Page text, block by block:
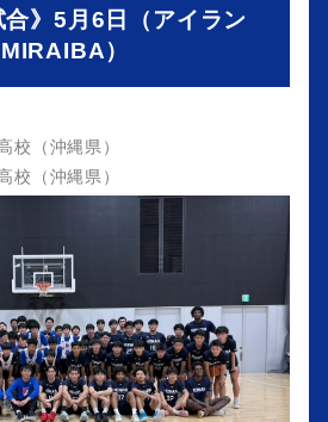
合》5月6日（アイラン
MIRAIBA）
校（沖縄県）
校（沖縄県）